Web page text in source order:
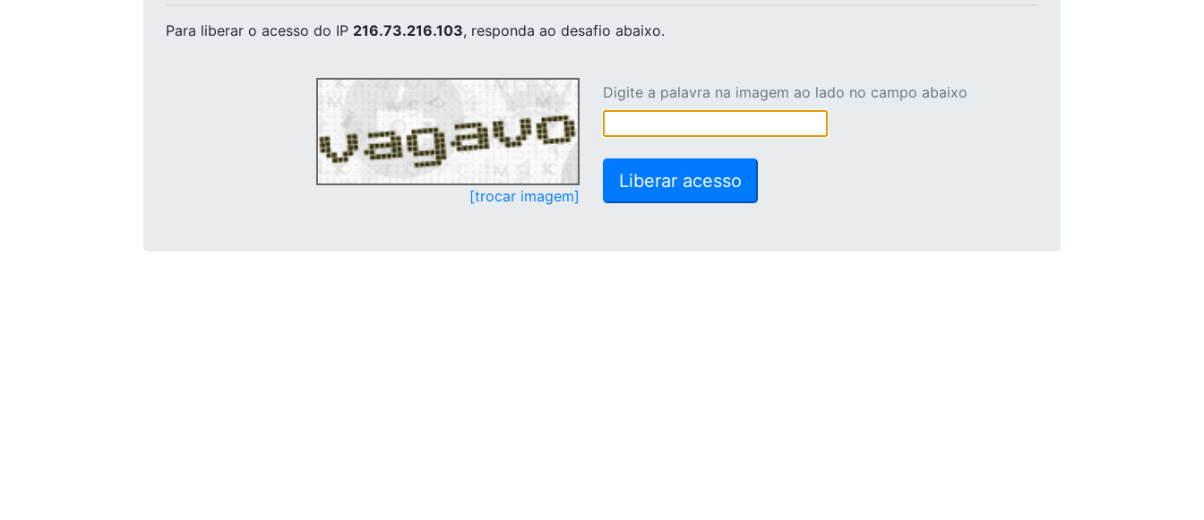
Para liberar o acesso do IP 216.73.216.103, responda ao desafio abaixo.
[trocar imagem]
Digite a palavra na imagem ao lado no campo abaixo